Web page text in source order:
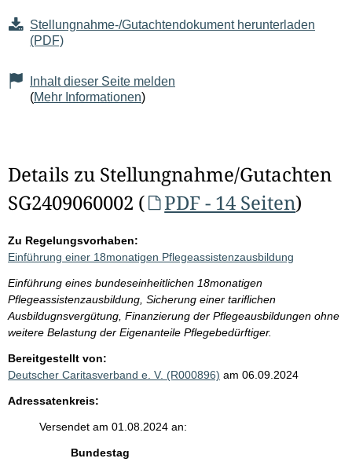
Stellungnahme-/Gutachtendokument herunterladen
(PDF)
Inhalt dieser Seite melden
(Mehr Informationen)
Details zu Stellungnahme/Gutachten
SG2409060002 (
PDF - 14 Seiten)
Zu Regelungsvorhaben:
Einführung einer 18monatigen Pflegeassistenzausbildung
Einführung eines bundeseinheitlichen 18monatigen
Pflegeassistenzausbildung, Sicherung einer tariflichen
Ausbildugnsvergütung, Finanzierung der Pflegeausbildungen ohne
weitere Belastung der Eigenanteile Pflegebedürftiger.
Bereitgestellt von:
Deutscher Caritasverband e. V. (R000896) am 06.09.2024
Adressatenkreis:
Versendet am 01.08.2024 an:
Bundestag